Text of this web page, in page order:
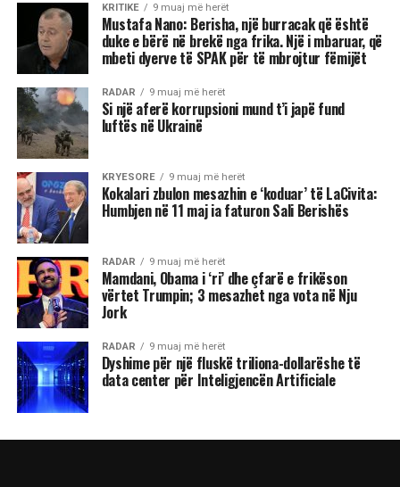
KRITIKE 9 muaj më herët
Mustafa Nano: Berisha, një burracak që është
duke e bërë në brekë nga frika. Një i mbaruar, që
mbeti dyerve të SPAK për të mbrojtur fëmijët
RADAR 9 muaj më herët
Si një aferë korrupsioni mund t’i japë fund
luftës në Ukrainë
KRYESORE 9 muaj më herët
Kokalari zbulon mesazhin e ‘koduar’ të LaCivita:
Humbjen në 11 maj ia faturon Sali Berishës
RADAR 9 muaj më herët
Mamdani, Obama i ‘ri’ dhe çfarë e frikëson
vërtet Trumpin; 3 mesazhet nga vota në Nju
Jork
RADAR 9 muaj më herët
Dyshime për një fluskë triliona-dollarëshe të
data center për Inteligjencën Artificiale